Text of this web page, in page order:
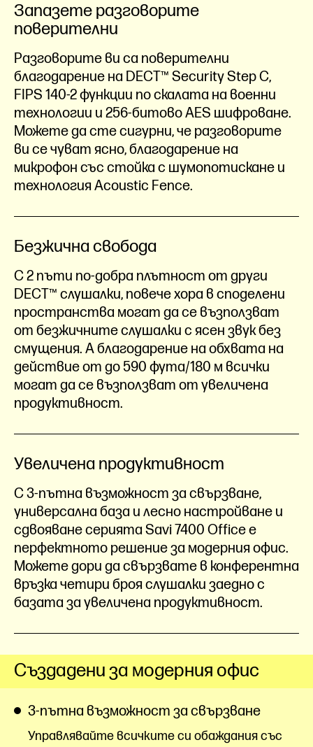
Запазете разговорите
поверителни
Разговорите ви са поверителни
благодарение на DECT™ Security Step C,
FIPS 140-2 функции по скалата на военни
технологии и 256-битово AES шифроване.
Можете да сте сигурни, че разговорите
ви се чуват ясно, благодарение на
микрофон със стойка с шумопотискане и
технология Acoustic Fence.
Безжична свобода
С 2 пъти по-добра плътност от други
DECT™ слушалки, повече хора в споделени
пространства могат да се възползват
от безжичните слушалки с ясен звук без
смущения. А благодарение на обхвата на
действие от до 590 фута/180 м всички
могат да се възползват от увеличена
продуктивност.
Увеличена продуктивност
С 3-пътна възможност за свързване,
универсална база и лесно настройване и
сдвояване серията Savi 7400 Office е
перфектното решение за модерния офис.
Можете дори да свързвате в конферентна
връзка четири броя слушалки заедно с
базата за увеличена продуктивност.
Създадени за модерния офис
3-пътна възможност за свързване
Управлявайте всичките си обаждания със